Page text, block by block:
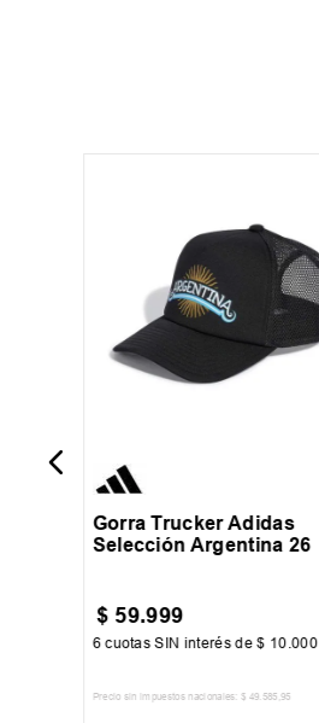
Gorra Trucker Adidas
Selección Argentina 26
$ 59.999
6 cuotas SIN interés de$ 10 .000
Precio sin impuestos nacionales: $ 49.585 ,95